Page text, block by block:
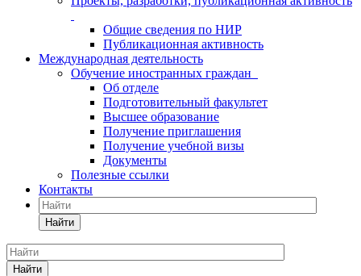
Общие сведения по НИР
Публикационная активность
Международная деятельность
Обучение иностранных граждан
Об отделе
Подготовительный факультет
Высшее образование
Получение приглашения
Получение учебной визы
Документы
Полезные ссылки
Контакты
Найти
Найти